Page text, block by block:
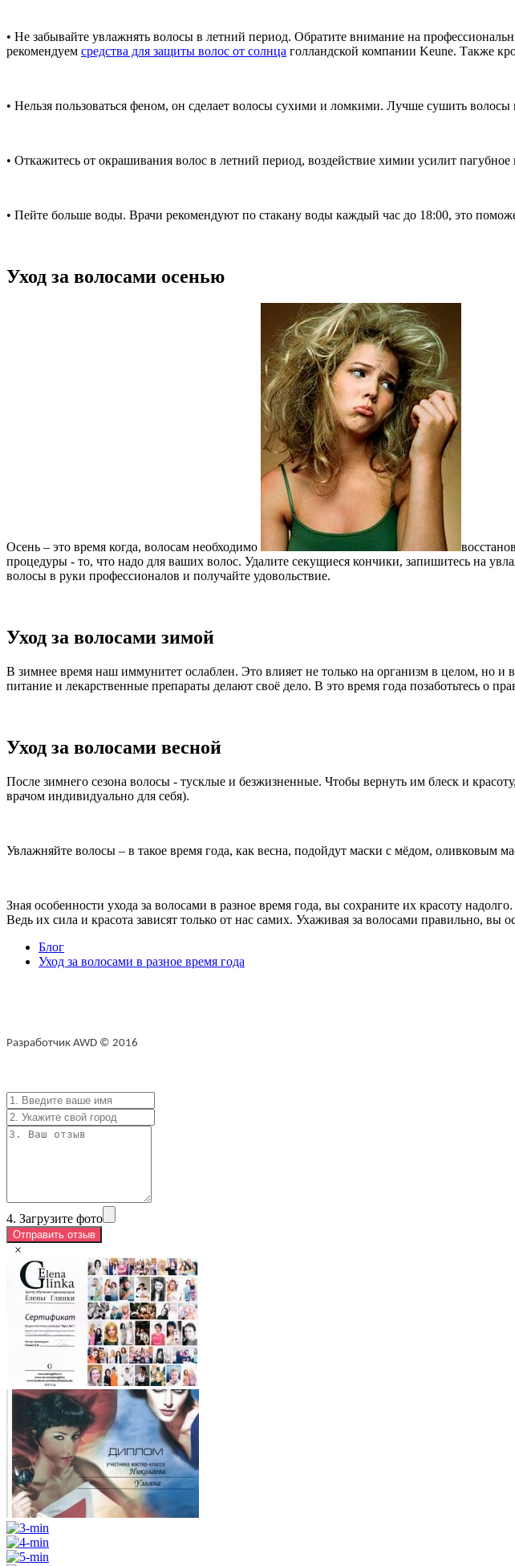
• Не забывайте увлажнять волосы в летний период. Обратите внимание на
рекомендуем средства для защиты волос от солнца голландской компании Keune. Также
• Нельзя пользоваться феном, он сделает волосы сухими и ломкими. Лучше сушить
• Откажитесь от окрашивания волос в летний период, воздействие химии усилит пагубное
• Пейте больше воды. Врачи рекомендуют по стакану воды каждый час до 18:00, это
Уход за волосами осенью
Осень – это время когда, волосам необходимо
процедуры - то, что надо для ваших волос. Удалите секущиеся кончики, запишитесь на
волосы в руки профессионалов и получайте удовольствие.
Уход за волосами зимой
В зимнее время наш иммунитет ослаблен. Это влияет не только на организм в целом, но
питание и лекарственные препараты делают своё дело. В это время года позаботьтесь о
Уход за волосами весной
После зимнего сезона волосы - тусклые и безжизненные. Чтобы вернуть им блеск и
врачом индивидуально для себя).
Увлажняйте волосы – в такое время года, как весна, подойдут маски с мёдом, оливковым
Зная особенности ухода за волосами в разное время года, вы сохраните их красоту
Ведь их сила и красота зависят только от нас самих. Ухаживая за волосами правильно, вы
Блог
Уход за волосами в разное время года
Разработчик AWD © 2016
4. Загрузите фото
×